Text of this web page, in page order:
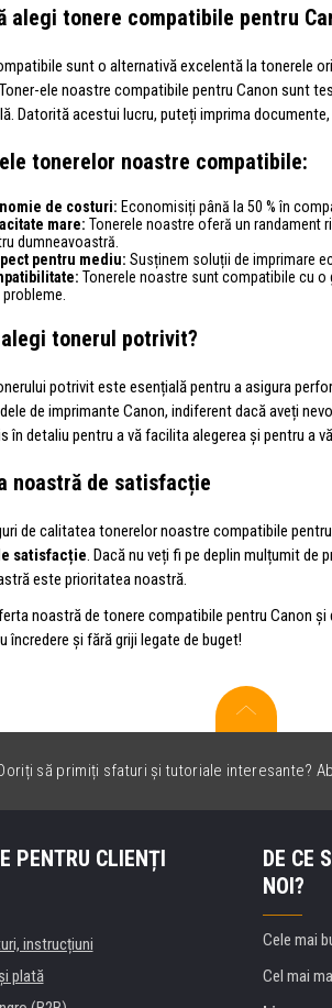
alegi tonere compatibile pentru
sunt o alternativă excelentă la tonerele
ele noastre compatibile pentru Canon sunt
Datorită acestui lucru, puteți imprima
tonerelor noastre compatibile:
de costuri: Economisiți până la 50 % în
mare: Tonerele noastre oferă un randament
dumneavoastră.
pentru mediu: Susținem soluții de imprimare
Tonerele noastre sunt compatibile cu
alegi tonerul potrivit?
potrivit este esențială pentru a asigura
de imprimante Canon, indiferent dacă aveți
în detaliu pentru a vă facilita alegerea și pentru a
noastră de satisfacție
de calitatea tonerelor noastre compatibile pentru
satisfacție. Dacă nu veți fi pe deplin mulțumit
este prioritatea noastră.
noastră de tonere compatibile pentru Canon
încredere și fără griji legate de buget!
să primiți sfaturi și tutoriale interesante?
PENTRU CLIENȚI
instrucțiuni
plată
DE CE
NOI?
Cele mai
Cel mai